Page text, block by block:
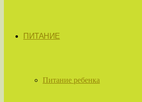
ПИТАНИЕ
Питание ребенка